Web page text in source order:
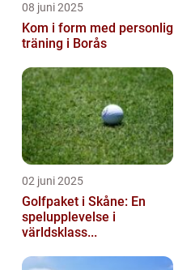
08 juni 2025
Kom i form med personlig
träning i Borås
02 juni 2025
Golfpaket i Skåne: En
spelupplevelse i
världsklass...